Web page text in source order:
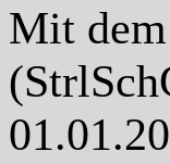
Mit